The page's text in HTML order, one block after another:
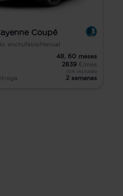
Coupé
enchufableManual
48, 60 meses
2839 €/mes
IVA incluido
2 semanas